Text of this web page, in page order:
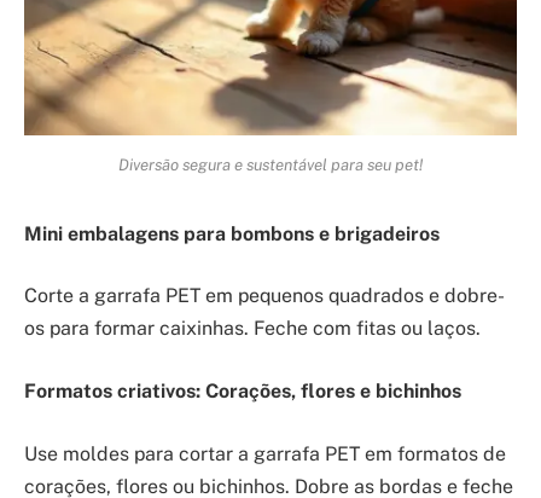
Diversão segura e sustentável para seu pet!
Mini embalagens para bombons e brigadeiros
Corte a garrafa PET em pequenos quadrados e dobre-
os para formar caixinhas. Feche com fitas ou laços.
Formatos criativos: Corações, flores e bichinhos
Use moldes para cortar a garrafa PET em formatos de
corações, flores ou bichinhos. Dobre as bordas e feche